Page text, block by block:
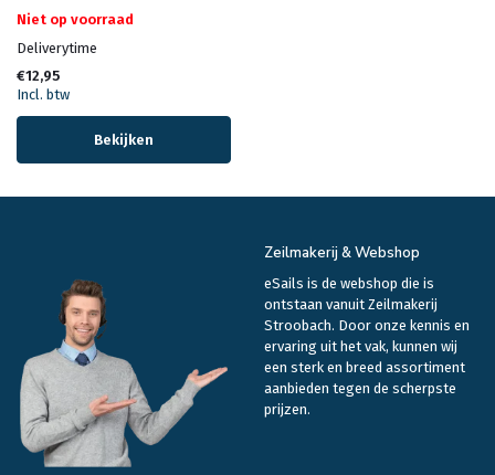
Niet op voorraad
Deliverytime
€12,95
Incl. btw
Bekijken
Zeilmakerij & Webshop
eSails is de webshop die is
ontstaan vanuit Zeilmakerij
Stroobach. Door onze kennis en
ervaring uit het vak, kunnen wij
een sterk en breed assortiment
aanbieden tegen de scherpste
prijzen.